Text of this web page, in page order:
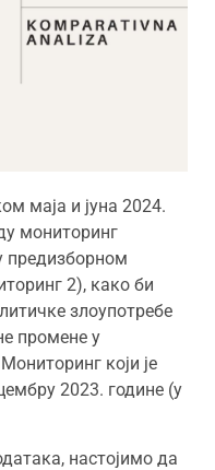
маја и јуна 2024.
мониторинг
предизборном
2), како би
злоупотребе
промене у
који је
2023. године (у
настојимо да